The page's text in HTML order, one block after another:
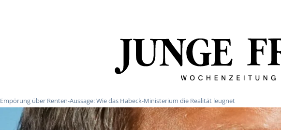
Empörung über Renten-Aussage: Wie das Habeck-Ministerium die Realität leugnet